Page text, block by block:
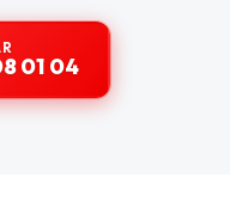
01 04